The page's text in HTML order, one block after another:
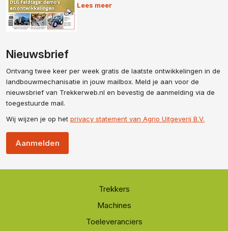
Lees meer
Nieuwsbrief
Ontvang twee keer per week gratis de laatste ontwikkelingen in de
landbouwmechanisatie in jouw mailbox. Meld je aan voor de
nieuwsbrief van Trekkerweb.nl en bevestig de aanmelding via de
toegestuurde mail.
Wij wijzen je op het privacy statement van Agrio Uitgeverij B.V.
Aanmelden
Trekkers
Machines
Toeleveranciers